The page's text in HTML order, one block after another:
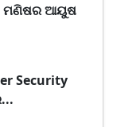
ମଣିଷର ଆୟୁଷ
Security